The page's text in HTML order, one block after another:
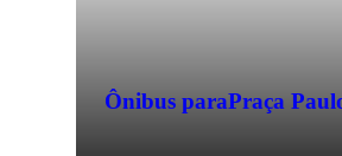
Ônibus paraPraça